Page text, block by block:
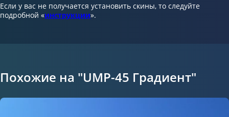
Если у вас не получается установить скины, то следуйте
подробной «инструкции».
Похожие на "UMP-45 Градиент"